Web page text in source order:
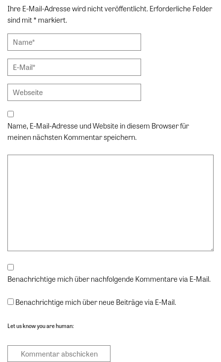
Ihre E-Mail-Adresse wird nicht veröffentlicht. Erforderliche Felder
sind mit * markiert.
Name, E-Mail-Adresse und Website in diesem Browser für
meinen nächsten Kommentar speichern.
Benachrichtige mich über nachfolgende Kommentare via E-Mail.
Benachrichtige mich über neue Beiträge via E-Mail.
Let us know you are human: